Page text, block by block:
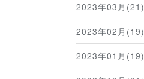
2023年03月(21)
2023年02月(19)
2023年01月(19)